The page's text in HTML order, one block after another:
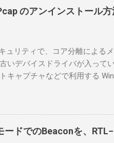
使う場合は、下記のこれらも
るIC-7300を使う。 無線機側(
なと思って。 操作側 (クライ
スコンピュータのWindows
ば、相応なマイクなど。 そ
した無線機からサーバPC、ク
線機内では、USB Hubの先に
は無線機のマイコンとつ
のアンインストール方
ュリティで、コア分離による
いデバイスドライバが入って
キャプチャなどで利用する
、どのように実行すればよい
用いればよかったです。 ま
ンストールした環境でしたの
ールされているドライバを書
ードでのBeaconを、